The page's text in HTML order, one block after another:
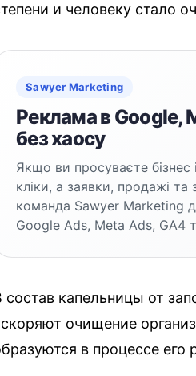
и человеку стало
Sawyer Marketing
Реклама в Google,
без хаосу
Якщо ви просуваєте бізнес
кліки, а заявки, продажі та
команда Sawyer Marketing
Google Ads, Meta Ads, GA4
состав капельницы от
очищение
в процессе